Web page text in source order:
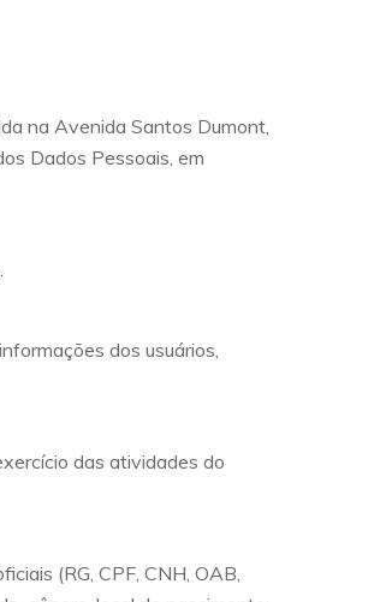
na Avenida Santos Dumont,
Dados Pessoais, em
dos usuários,
das atividades do
(RG, CPF, CNH, OAB,